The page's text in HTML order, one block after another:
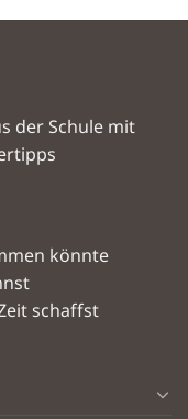
der Schule mit
könnte
schaffst